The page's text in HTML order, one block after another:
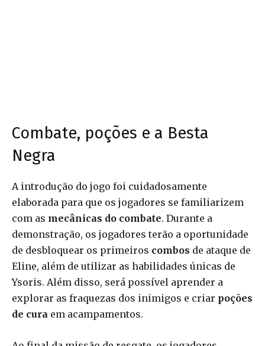
Combate, poções e a Besta
Negra
A introdução do jogo foi cuidadosamente
elaborada para que os jogadores se familiarizem
com as mecânicas do combate. Durante a
demonstração, os jogadores terão a oportunidade
de desbloquear os primeiros combos de ataque de
Eline, além de utilizar as habilidades únicas de
Ysoris. Além disso, será possível aprender a
explorar as fraquezas dos inimigos e criar poções
de cura em acampamentos.